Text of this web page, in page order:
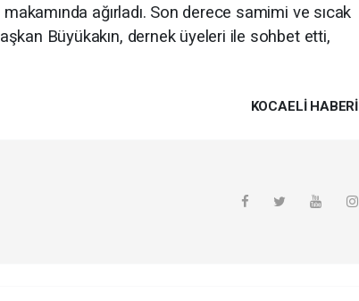
ağırladı. Son derece samimi ve sıcak
Büyükakın, dernek üyeleri ile sohbet etti,
KOCAELI HABERİ